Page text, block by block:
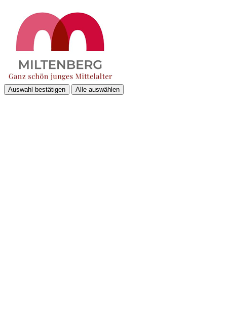
Auswahl bestätigen Alle auswählen